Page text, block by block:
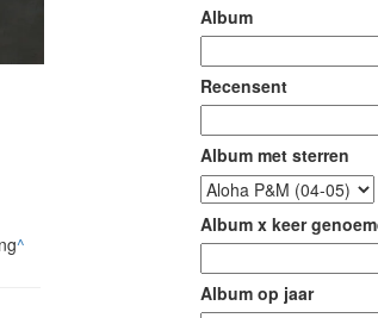
^
Album
Recensent
Album met sterren
Album x keer
Album op jaar